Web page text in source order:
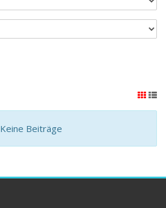
Keine Beiträge